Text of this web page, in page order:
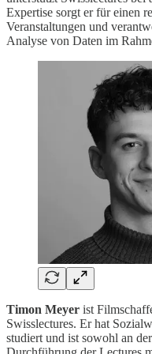
Expertise sorgt er für einen
Veranstaltungen und
Analyse von Daten im
Timon Meyer ist
Swisslectures. Er hat
studiert und ist sowohl an